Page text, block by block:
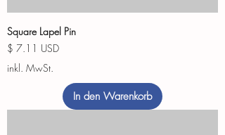
Square Lapel Pin
Preis
$ 7.11 USD
inkl. MwSt.
In den Warenkorb